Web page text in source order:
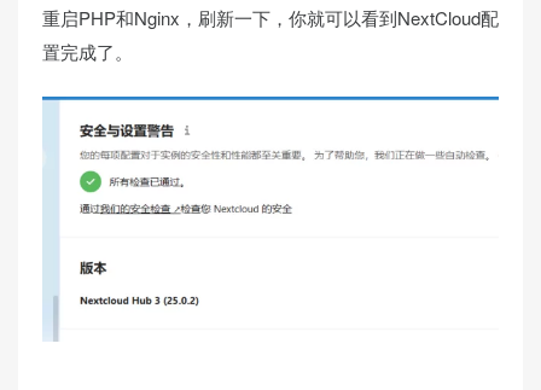
重启PHP和Nginx，刷新一下，你就可以看到NextCloud配
置完成了。